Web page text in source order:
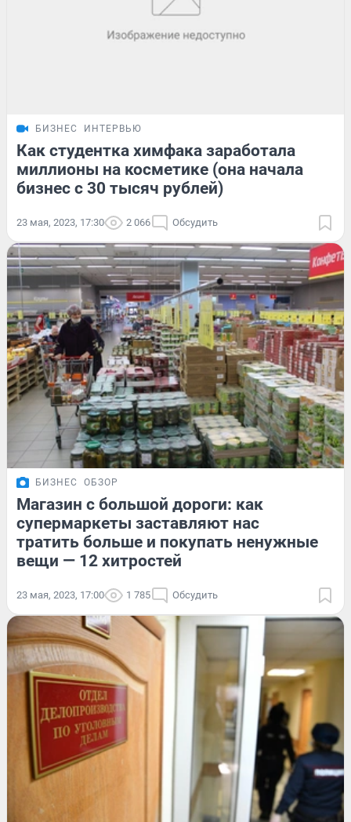
БИЗНЕС ИНТЕРВЬЮ
Как студентка химфака заработала
миллионы на косметике (она начала
бизнес с 30 тысяч рублей)
23 мая, 2023, 17:30 2 066 Обсудить
БИЗНЕС ОБЗОР
Магазин с большой дороги: как
супермаркеты заставляют нас
тратить больше и покупать ненужные
вещи — 12 хитростей
23 мая, 2023, 17:00 1 785 Обсудить